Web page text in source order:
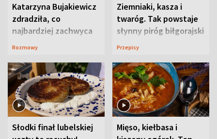
Katarzyna Bujakiewicz
zdradziła, co
najbardziej zachwyca
ją w Lublinie
Rozmowy
Ziemniaki, kasza i
twaróg. Tak powstaje
słynny piróg biłgorajski
Przepisy
Słodki finał lubelskiej
Mięso, kiełbasa i